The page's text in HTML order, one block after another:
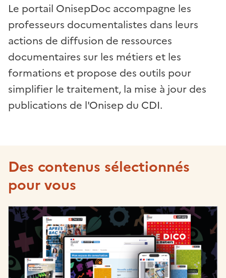
Le portail OnisepDoc accompagne les
professeurs documentalistes dans leurs
actions de diffusion de ressources
documentaires sur les métiers et les
formations et propose des outils pour
simplifier le traitement, la mise à jour des
publications de l'Onisep du CDI.
Des contenus sélectionnés
pour vous